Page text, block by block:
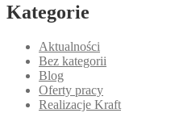
Kategorie
Aktualności
Bez kategorii
Blog
Oferty pracy
Realizacje Kraft